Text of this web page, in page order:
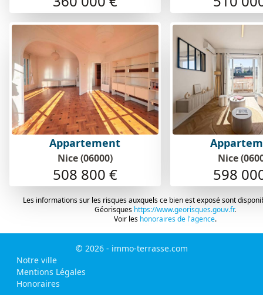
Appartement
Nice (06000)
508 800 €
Nice
598
Les informations sur les risques auxquels ce bien est exposé sont
Géorisques https://www.georisques.gouv.fr.
Voir les honoraires de l'agence.
© 2026 - immo-terrasse.com
Notre ville
Mentions Légales
Honoraires